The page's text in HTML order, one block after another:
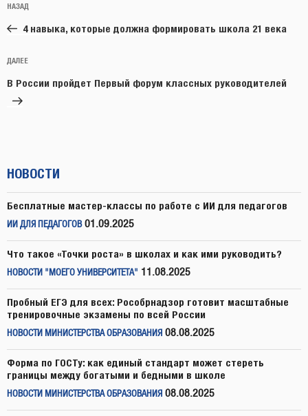
по
записям
Предыдущая
запись:
НАЗАД
4 навыка, которые должна формировать школа 21 века
Следующая
запись
ДАЛЕЕ
В России пройдет Первый форум классных руководителей
НОВОСТИ
Бесплатные мастер-классы по работе с ИИ для педагогов
ИИ ДЛЯ ПЕДАГОГОВ 01.09.2025
Что такое «Точки роста» в школах и как ими руководить?
НОВОСТИ "МОЕГО УНИВЕРСИТЕТА" 11.08.2025
Пробный ЕГЭ для всех: Рособрнадзор готовит масштабные
тренировочные экзамены по всей России
НОВОСТИ МИНИСТЕРСТВА ОБРАЗОВАНИЯ 08.08.2025
Форма по ГОСТу: как единый стандарт может стереть
границы между богатыми и бедными в школе
НОВОСТИ МИНИСТЕРСТВА ОБРАЗОВАНИЯ 08.08.2025